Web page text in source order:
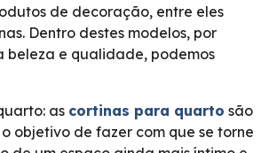
de decoração, entre eles
Dentro destes modelos, por
beleza e qualidade, podemos
as cortinas para quarto são
objetivo de fazer com que se torne